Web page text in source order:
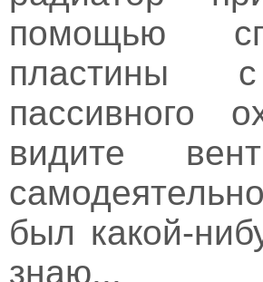
помощью
пластины
пассивного
видите
был какой-
знаю...